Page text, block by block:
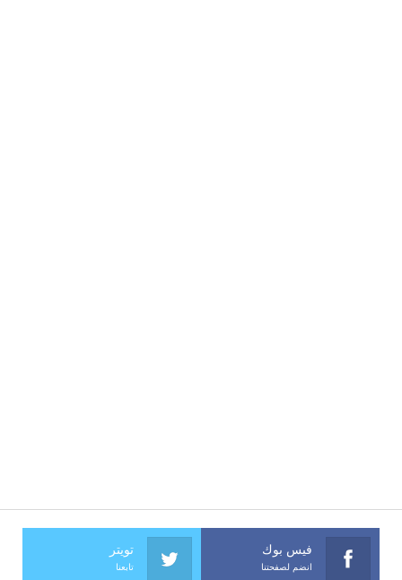
فيس بوك
انضم لصفحتنا
تويتر
تابعنا